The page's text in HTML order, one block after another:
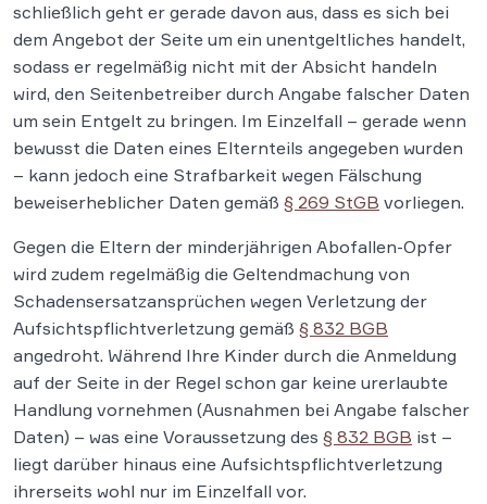
schließlich geht er gerade davon aus, dass es sich bei
dem Angebot der Seite um ein unentgeltliches handelt,
sodass er regelmäßig nicht mit der Absicht handeln
wird, den Seitenbetreiber durch Angabe falscher Daten
um sein Entgelt zu bringen. Im Einzelfall – gerade wenn
bewusst die Daten eines Elternteils angegeben wurden
– kann jedoch eine Strafbarkeit wegen Fälschung
beweiserheblicher Daten gemäß § 269 StGB vorliegen.
Gegen die Eltern der minderjährigen Abofallen-Opfer
wird zudem regelmäßig die Geltendmachung von
Schadensersatzansprüchen wegen Verletzung der
Aufsichtspflichtverletzung gemäß § 832 BGB
angedroht. Während Ihre Kinder durch die Anmeldung
auf der Seite in der Regel schon gar keine urerlaubte
Handlung vornehmen (Ausnahmen bei Angabe falscher
Daten) – was eine Voraussetzung des § 832 BGB ist –
liegt darüber hinaus eine Aufsichtspflichtverletzung
ihrerseits wohl nur im Einzelfall vor.